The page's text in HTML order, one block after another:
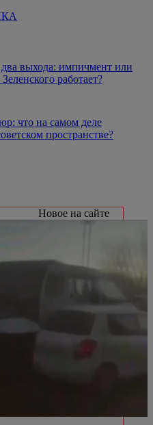
выхода: импичмент или
работает?
что на самом деле
пространстве?
Новое на сайте